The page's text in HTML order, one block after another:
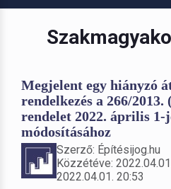
Megjelent egy hiányzó
rendelkezés a 266/
rendelet 2022. április 1-
módosításához
Szerző: Építésijog.hu
Közzétéve:
2022.04.01. 20:53